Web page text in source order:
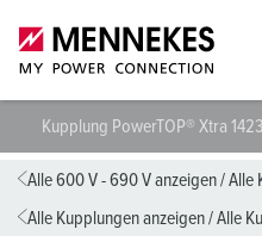
Kupplung PowerTOP® Xtra
Alle 600 V - 690 V anzeigen/Alle
Alle Kupplungen anzeigen/Alle